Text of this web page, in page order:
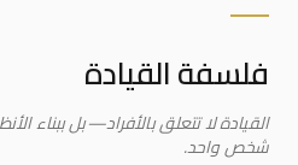
فلسفة القيادة
القيادة لا تتعلق بالأفراد—بل ببناء
شخص واحد.